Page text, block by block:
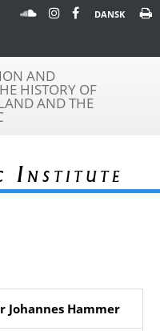
DANSK
AND
HISTORY OF
AND THE
Institute
Johannes Hammer